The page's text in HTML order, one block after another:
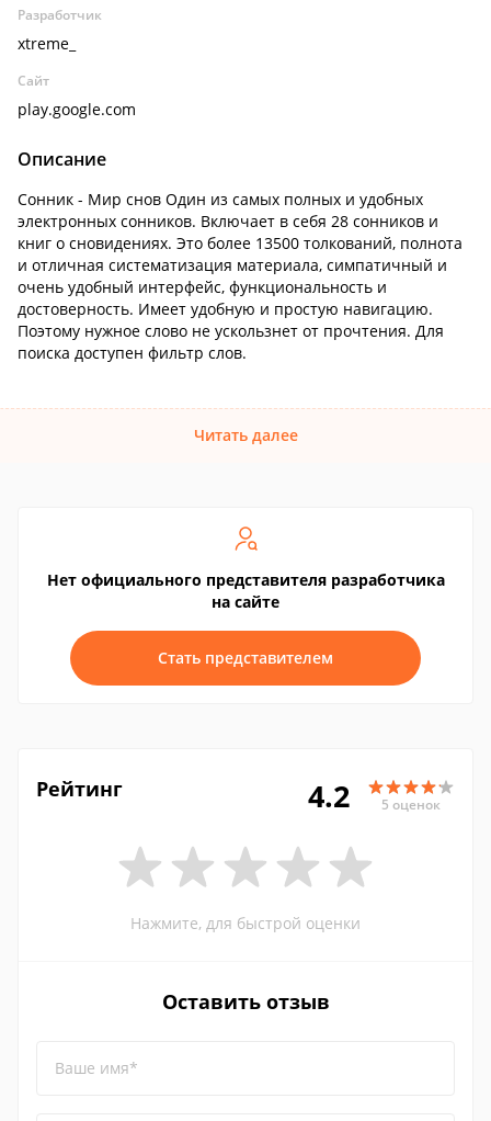
Разработчик
xtreme_
Сайт
play.google.com
Описание
Сонник - Мир снов Один из самых полных и удобных
электронных сонников. Включает в себя 28 сонников и
книг о сновидениях. Это более 13500 толкований, полнота
и отличная систематизация материала, симпатичный и
очень удобный интерфейс, функциональность и
достоверность. Имеет удобную и простую навигацию.
Поэтому нужное слово не ускользнет от прочтения. Для
поиска доступен фильтр слов.
Читать далее
Нет официального представителя разработчика
на сайте
Стать представителем
Рейтинг 4.2 5 оценок
Нажмите, для быстрой оценки
Оставить отзыв
Ваше имя*